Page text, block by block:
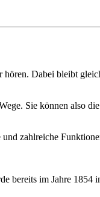
Dabei bleibt
Sie können also
zahlreiche
bereits im Jahre 1854